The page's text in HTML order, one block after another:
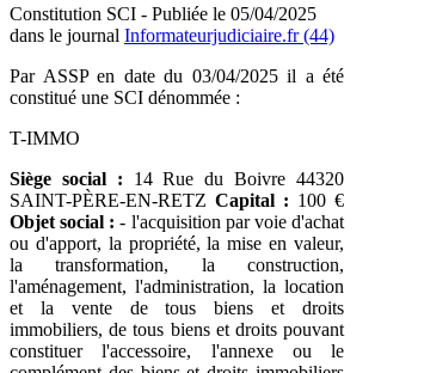
Constitution SCI - Publiée le 05/04/2025
dans le journal Informateurjudiciaire.fr (44)
Par ASSP en date du 03/04/2025 il a été
constitué une SCI dénommée :
T-IMMO
Siège social : 14 Rue du Boivre 44320
SAINT-PÈRE-EN-RETZ Capital : 100 €
Objet social : - l'acquisition par voie d'achat
ou d'apport, la propriété, la mise en valeur,
la transformation, la construction,
l'aménagement, l'administration, la location
et la vente de tous biens et droits
immobiliers, de tous biens et droits pouvant
constituer l'accessoire, l'annexe ou le